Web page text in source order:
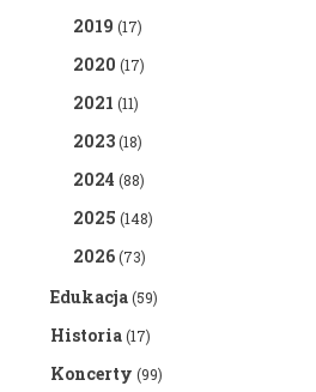
2019 (17)
2020 (17)
2021 (11)
2023(18)
2024 (88)
2025 (148)
2026(73)
Edukacja(59)
Historia(17)
Koncerty (99)